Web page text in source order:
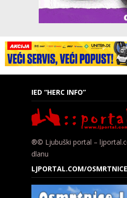
IED “HERC INFO”
®© Ljubuški portal –
dlanu
LJPORTAL.COM/OSMRTNICE